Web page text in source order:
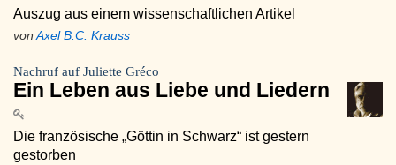
Auszug aus einem wissenschaftlichen Artikel
von Axel B.C. Krauss
Nachruf auf Juliette Gréco
Ein Leben aus Liebe und Liedern
Die französische „Göttin in Schwarz“ ist gestern
gestorben